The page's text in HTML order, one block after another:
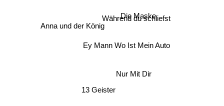
Ey Mann Wo Ist Mein Auto
Die Maske
Während du schliefst
13 Geister
Anna und der König
Nur Mit Dir